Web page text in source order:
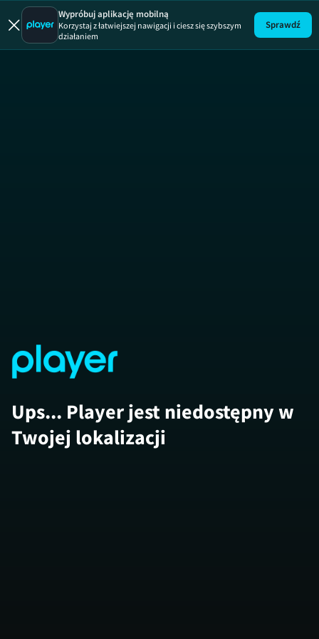
Uwaga!
Wypróbuj aplikację mobilną
Korzystaj z łatwiejszej nawigacji i ciesz się szybszym
działaniem
Sprawdź
Ups... Player jest niedostępny w
Twojej lokalizacji